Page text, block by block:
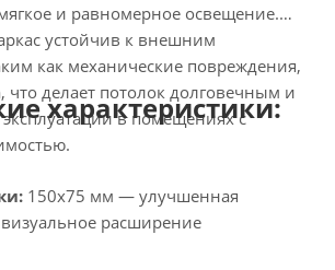
и равномерное освещение.
устойчив к внешним
как механические повреждения,
что делает потолок долговечным и
в помещениях с
характеристики:
150х75 мм — улучшенная
расширение